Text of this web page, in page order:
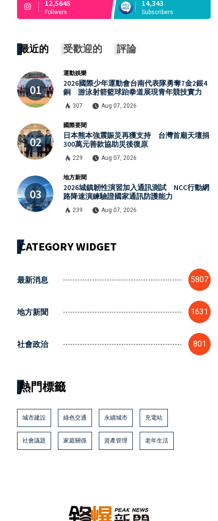
12,5645
Follwers
14,343
Subscribers
最近的 受歡迎的 評論
運動娛樂
2026國際少年運動會台南代表隊勇奪7金2銀4
銅 游泳射箭籃球跆拳道展現青年競技實力
307 Aug 07, 2026
國際要聞
日本熊本強震賑災再獲支持 台灣首廟天壇捐
300萬元善款協助災後復原
229 Aug 07, 2026
地方新聞
2026城鎮韌性演習加入通訊測試 NCC行動網
路降速演練驗證國家通訊防護能力
239 Aug 07, 2026
CATEGORY WIDGET
最新消息 5807
地方新聞 1631
社會政治 801
熱門標籤
城市建設 綠色交通 永續城市 充電站
社會議題 家庭關係 資產管理 老年生活